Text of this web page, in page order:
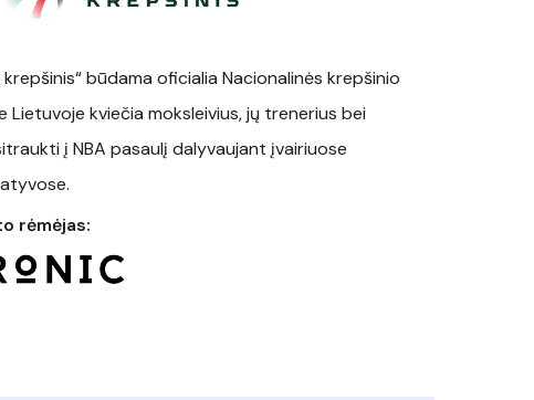
būdama oficialia Nacionalinės krepšinio
Lietuvoje kviečia moksleivius, jų trenerius bei
į NBA pasaulį dalyvaujant įvairiuose
rėmėjas: